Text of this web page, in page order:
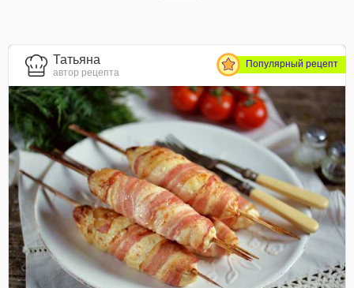
Татьяна
автор рецепта
Популярный рецепт